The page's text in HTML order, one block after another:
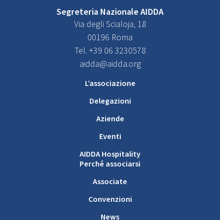
Segreteria Nazionale AIDDA
Via degli Scialoja, 18
00196 Roma
Tel. +39 06 3230578
aidda@aidda.org
L’associazione
Delegazioni
Aziende
Eventi
AIDDA Hospitality
Perché associarsi
Associate
Convenzioni
News